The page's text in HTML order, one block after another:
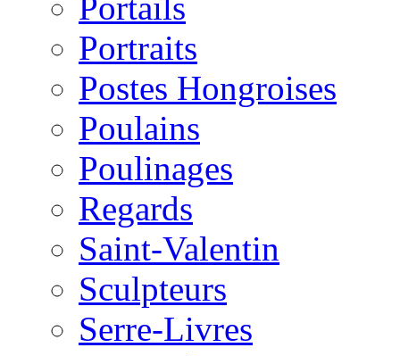
Portraits
Postes Hongroises
Poulains
Poulinages
Regards
Saint-Valentin
Sculpteurs
Serre-Livres